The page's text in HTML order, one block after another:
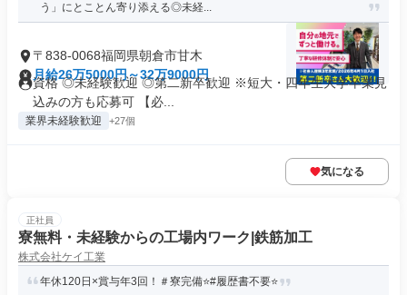
う」にとことん寄り添える◎未経...
〒838-0068福岡県朝倉市甘木
月給26万5000円～32万9000円
資格 ◎未経験歓迎 ◎第二新卒歓迎 ※短大・四年生大学卒業見
込みの方も応募可 【必...
業界未経験歓迎 +27個
気になる
正社員
寮無料・未経験からの工場内ワーク|鉄筋加工
株式会社ケイ工業
年休120日×賞与年3回！＃寮完備⭐️#履歴書不要⭐️